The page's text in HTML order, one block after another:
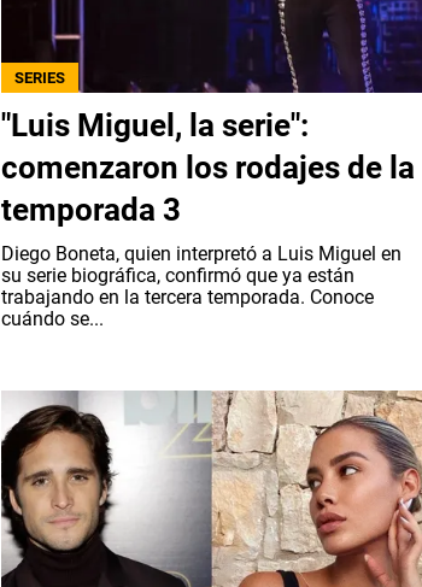
SERIES
"Luis Miguel, la serie":
comenzaron los rodajes de la
temporada 3
Diego Boneta, quien interpretó a Luis Miguel en
su serie biográfica, confirmó que ya están
trabajando en la tercera temporada. Conoce
cuándo se...